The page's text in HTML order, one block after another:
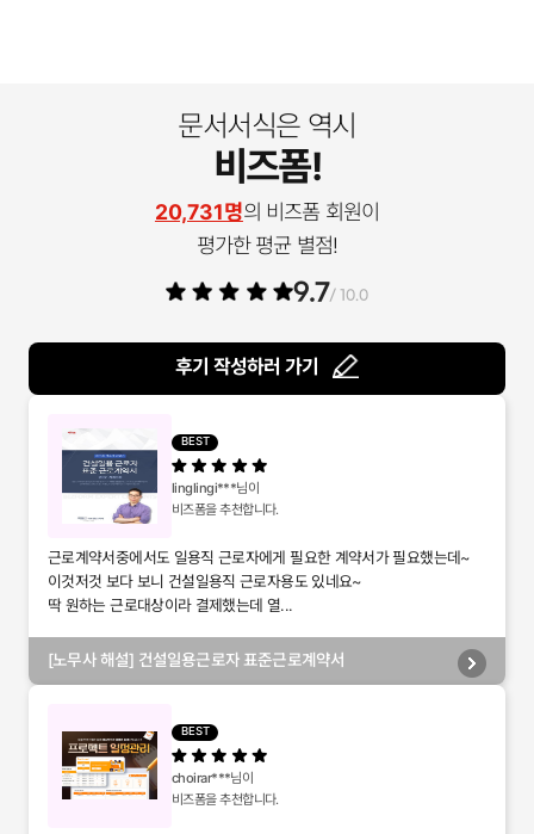
문서서식은 역시
비즈폼!
20,731명의 비즈폼 회원이
평가한 평균 별점!
9.7/ 10.0
후기 작성하러 가기
BEST
linglingi***님이
비즈폼을 추천합니다.
근로계약서중에서도 일용직 근로자에게 필요한 계약서가 필요했는데~
이것저것 보다 보니 건설일용직 근로자용도 있네요~
딱 원하는 근로대상이라 결제했는데 열...
[노무사 해설] 건설일용근로자 표준근로계약서
BEST
choirar***님이
비즈폼을 추천합니다.